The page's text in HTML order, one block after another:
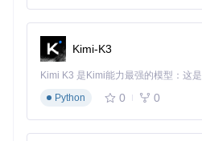
1. 全模块化关节设计
单元设计，集成了电机、减速器和
计支持关节的单独更换和升级，极
度。标准化接口实现了真正的即插
Kimi-K3
Python
0 0